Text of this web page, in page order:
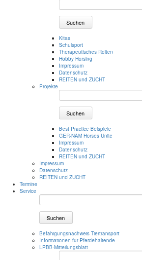
Suchen
Kitas
Schulsport
Therapeutisches Reiten
Hobby Horsing
Impressum
Datenschutz
REITEN und ZUCHT
Projekte
Suchen
Best Practice Beispiele
GER-NAM Horses Unite
Impressum
Datenschutz
REITEN und ZUCHT
Impressum
Datenschutz
REITEN und ZUCHT
Termine
Service
Suchen
Befähigungsnachweis Tiertransport
Informationen für Pferdehaltende
LPBB-Mitteilungsblatt